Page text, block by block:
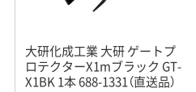
大研化成工業 大研 ゲートプ
ロテクターX1mブラック GT-
X1BK 1本 688-1331（直送品）